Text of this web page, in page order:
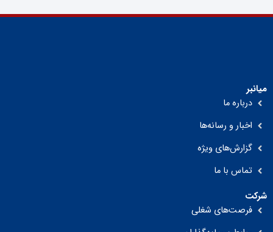
میانبر
درباره ما
اخبار و رسانه‌ها
گزارش‌های ویژه
تماس با ما
شرکت
فرصت‌های شغلی